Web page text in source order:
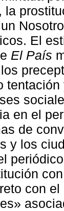
, la
El
El País
en el
de
y los
con